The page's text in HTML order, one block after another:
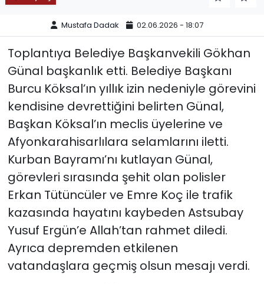
Mustafa Dadak 02.06.2026 - 18:07
Toplantıya Belediye Başkanvekili Gökhan
Günal başkanlık etti. Belediye Başkanı
Burcu Köksal’ın yıllık izin nedeniyle görevini
kendisine devrettiğini belirten Günal,
Başkan Köksal’ın meclis üyelerine ve
Afyonkarahisarlılara selamlarını iletti.
Kurban Bayramı’nı kutlayan Günal,
görevleri sırasında şehit olan polisler
Erkan Tütüncüler ve Emre Koç ile trafik
kazasında hayatını kaybeden Astsubay
Yusuf Ergün’e Allah’tan rahmet diledi.
Ayrıca depremden etkilenen
vatandaşlara geçmiş olsun mesajı verdi.